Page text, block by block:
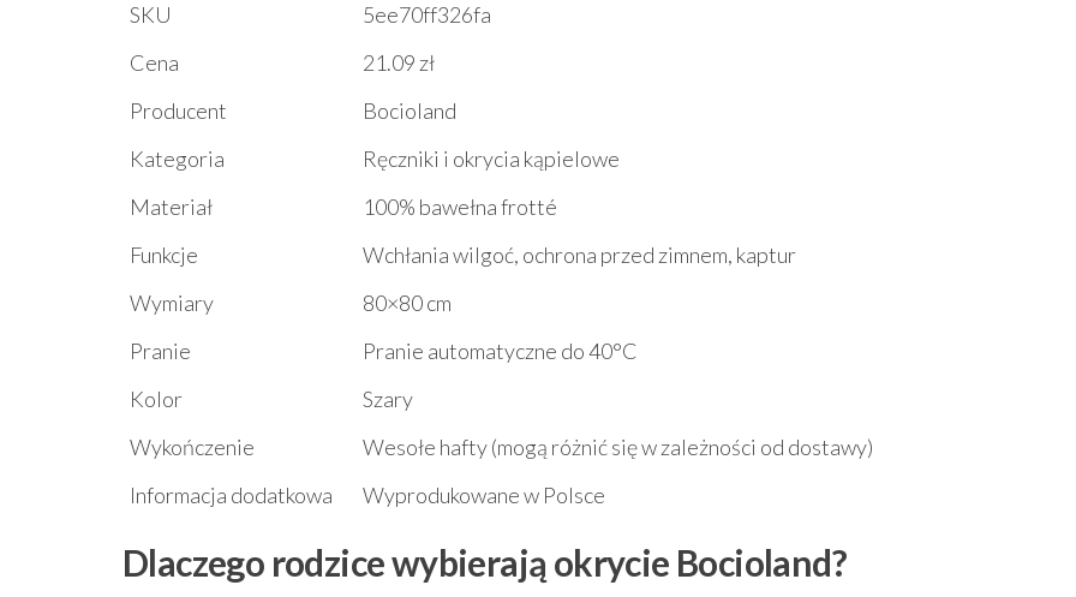
SKU
5ee70ff326fa
Cena
21.09 zł
Producent
Bocioland
Kategoria
Ręczniki i okrycia kąpielowe
Materiał
100% bawełna frotté
Funkcje
Wchłania wilgoć, ochrona przed zimnem, kaptur
Wymiary
80×80 cm
Pranie
Pranie automatyczne do 40°C
Kolor
Szary
Wykończenie
Wesołe hafty (mogą różnić się w zależności od dostawy)
Informacja dodatkowa
Wyprodukowane w Polsce
Dlaczego rodzice wybierają okrycie Bocioland?